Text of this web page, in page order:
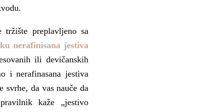
tržište preplavljeno sa
nerafinisana jestiva
ili devičanskih
i nerafinasana jestiva
svrhe, da vas nauče da
kaže „jestivo